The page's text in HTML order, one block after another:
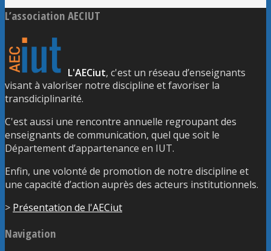
L’association AECIUT
L'AECiut, c'est un réseau d’enseignants
visant à valoriser notre discipline et favoriser la
transdiciplinarité.
C'est aussi une rencontre annuelle regroupant des
enseignants de communication, quel que soit le
Département d’appartenance en IUT.
Enfin, une volonté de promotion de notre discipline et
une capacité d’action auprès des acteurs institutionnels.
> Présentation de l'AECiut
Navigation